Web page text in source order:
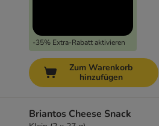
-35% Extra-Rabatt aktivieren
Zum Warenkorb
hinzufügen
Briantos Cheese Snack